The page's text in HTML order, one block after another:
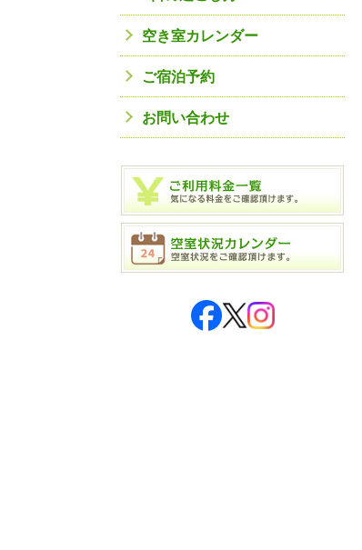
空き室カレンダー
ご宿泊予約
お問い合わせ